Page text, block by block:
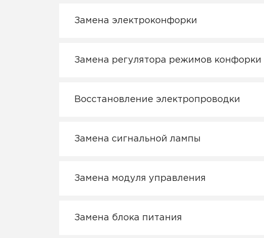
Замена электроконфорки
Замена регулятора режимов конфорки
Восстановление электропроводки
Замена сигнальной лампы
Замена модуля управления
Замена блока питания